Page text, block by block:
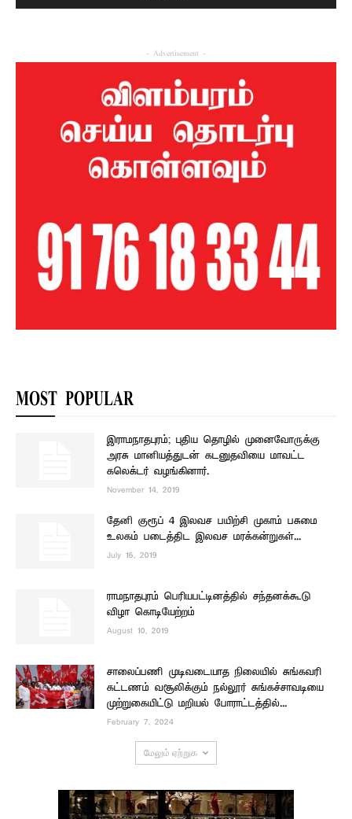
- Advertisement -
MOST POPULAR
இராமநாதபுரம்; புதிய தொழில் முனைவோருக்கு
அரசு மானியத்துடன் கடனுதவியை மாவட்ட
கலெக்டர் வழங்கினார்.
November 14, 2019
தேனி குரூப் 4 இலவச பயிற்சி முகாம் பசுமை
உலகம் படைத்திட இலவச மரக்கன்றுகள்...
July 16, 2019
ராமநாதபுரம் பெரியபட்டினத்தில் சந்தனக்கூடு
விழா கொடியேற்றம்
August 10, 2019
சாலைப்பணி முடிவடையாத நிலையில் சுங்கவரி
கட்டணம் வசூலிக்கும் நல்லூர் சுங்கச்சாவடியை
முற்றுகையிட்டு மறியல் போராட்டத்தில்...
February 7, 2024
மேலும் ஏற்றுக